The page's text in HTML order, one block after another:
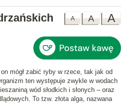
A
A
A
mógł zabić ryby w rzece, tak jak od
ten występuje zwykle w wodach
wód słodkich i słonych – oraz
To tzw. złota alga, nazwana